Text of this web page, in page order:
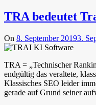
TRA bedeutet
On 8. September 20193.
TRA = „Technischer
endgültig das veraltete,
Klassisches SEO leider
gerade auf Grund seiner